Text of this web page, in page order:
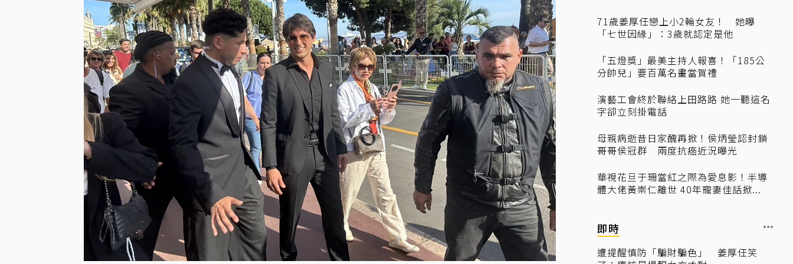
71歲姜厚任戀上小2輪女友！ 她曝
「七世因緣」：3歲就認定是他
「五燈獎」最美主持人報喜！「185公
分帥兒」要百萬名畫當賀禮
演藝工會終於聯絡上田路路 她一聽這名
字卻立刻掛電話
母親病逝昔日家醜再掀！侯炳瑩認封鎖
哥哥侯冠群 兩度抗癌近況曝光
華視花旦于珊當紅之際為愛息影！半導
體大佬黃崇仁離世 40年寵妻佳話掀...
即時
遭提醒慎防「騙財騙色」 姜厚任笑